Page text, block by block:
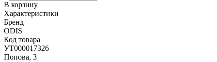
В корзину
Характеристики
Бренд
ODIS
Код товара
УТ000017326
Попова, 3